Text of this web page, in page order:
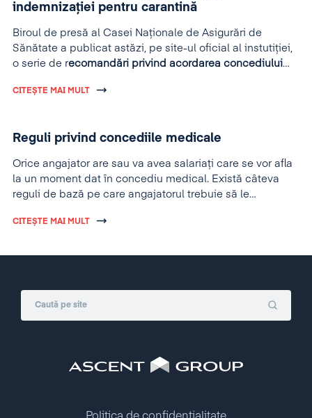
indemnizației pentru carantină
Biroul de presă al Casei Naționale de Asigurări de
Sănătate a publicat astăzi, pe site-ul oficial al instutiției,
o serie de recomandări privind acordarea concediului
CITEȘTE MAI MULT
Reguli privind concediile medicale
Orice angajator are sau va avea salariaţi care se vor afla
la un moment dat în concediu medical. Există câteva
reguli de bază pe care angajatorul trebuie să le
medicale.
CITEȘTE MAI MULT